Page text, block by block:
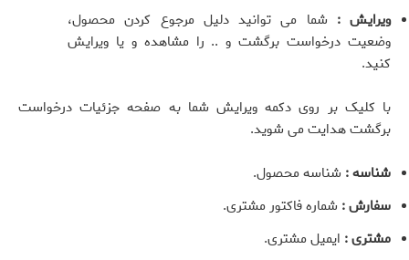
ویرایش : شما می توانید دلیل مرجوع کردن محصول،
وضعیت درخواست برگشت و .. را مشاهده و یا ویرایش
کنید.
با کلیک بر روی دکمه ویرایش شما به صفحه جزئیات درخواست
برگشت هدایت می شوید.
شناسه : شناسه محصول.
سفارش : شماره فاکتور مشتری.
مشتری : ایمیل مشتری.